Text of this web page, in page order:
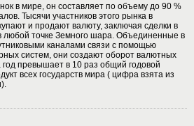
в мире, он составляет по объему до 90 %
Тысячи участников этого рынка в
и продают валюту, заключая сделки в
любой точке Земного шара. Объединенные в
каналами связи с помощью
систем, они создают оборот валютных
год превышает в 10 раз общий годовой
всех государств мира ( цифра взята из